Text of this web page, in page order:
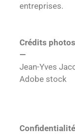
entreprises.
Crédits photos
—
Jean-Yves
Adobe stock
Confidentialité